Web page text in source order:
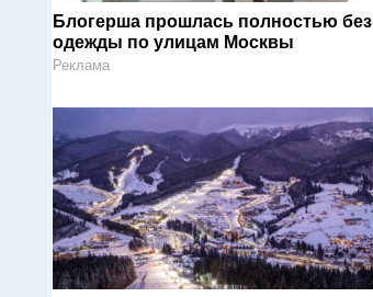
Блогерша прошлась полностью без
одежды по улицам Москвы
Реклама